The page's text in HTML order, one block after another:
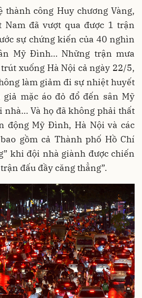
thành công Huy chương Vàng,
Nam đã vượt qua được 1 trận
sự chứng kiến của 40 nghìn
Mỹ Đình… Những trận mưa
xuống Hà Nội cả ngày 22/5,
làm giảm đi sự nhiệt huyết
mặc áo đỏ đổ đến sân Mỹ
nhà… Và họ đã không phải thất
động Mỹ Đình, Hà Nội và các
gồm cả Thành phố Hồ Chí
khi đội nhà giành được chiến
đấu đầy căng thẳng”.